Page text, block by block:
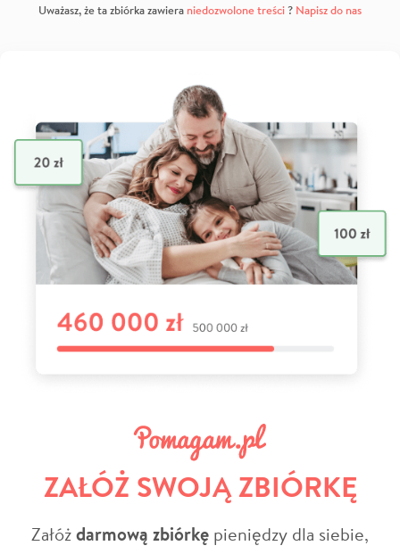
Uważasz, że ta zbiórka zawiera niedozwolone treści? Napisz do nas
ZAŁÓŻ SWOJĄ ZBIÓRKĘ
Załóżdarmową zbiórkę pieniędzy dla siebie,